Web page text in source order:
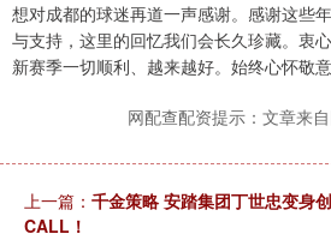
想对成都的球迷再道一声感谢。感谢这些
与支持，这里的回忆我们会长久珍藏。衷
新赛季一切顺利、越来越好。始终心怀敬
网配查配资提示：文章来
上一篇： 千金策略 安踏集团丁世忠变身
CALL！